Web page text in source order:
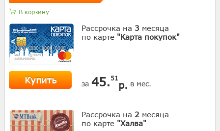
В корзину
Рассрочка на 3 месяца
по карте "Карта покупок"
Купить за 45. 51
р. в мес.
Рассрочка на 2 месяца
по карте "Халва"